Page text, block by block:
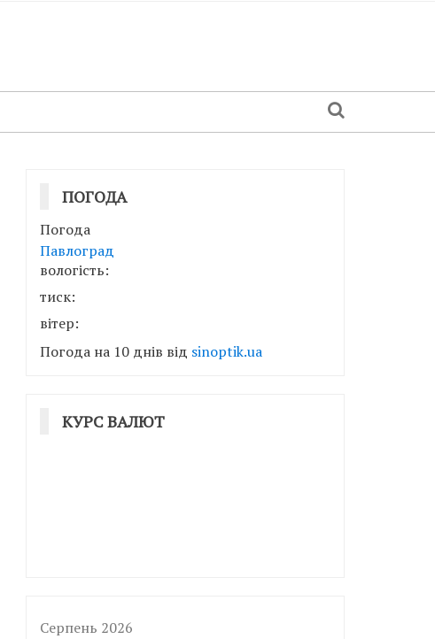
ПОГОДА
Погода
Павлоград
вологість:
тиск:
вітер:
Погода на 10 днів від sinoptik.ua
КУРС ВАЛЮТ
Серпень 2026